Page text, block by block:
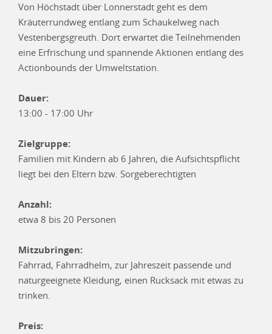
Von Höchstadt über Lonnerstadt geht es dem
Kräuterrundweg entlang zum Schaukelweg nach
Vestenbergsgreuth. Dort erwartet die Teilnehmenden
eine Erfrischung und spannende Aktionen entlang des
Actionbounds der Umweltstation.
Dauer:
13:00 - 17:00 Uhr
Zielgruppe:
Familien mit Kindern ab 6 Jahren, die Aufsichtspflicht
liegt bei den Eltern bzw. Sorgeberechtigten
Anzahl:
etwa 8 bis 20 Personen
Mitzubringen:
Fahrrad, Fahrradhelm, zur Jahreszeit passende und
naturgeeignete Kleidung, einen Rucksack mit etwas zu
trinken.
Preis: